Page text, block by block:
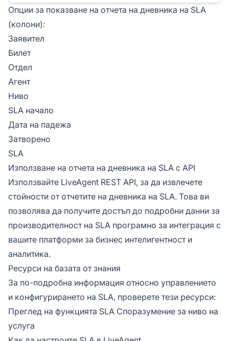
Опции за показване на отчета на дневника на SLA
(колони):
Заявител
Билет
Отдел
Агент
Ниво
SLA начало
Дата на падежа
Затворено
SLA
Използване на отчета на дневника на SLA с API
Използвайте LiveAgent REST API, за да извлечете
стойности от отчетите на дневника на SLA. Това ви
позволява да получите достъп до подробни данни за
производителност на SLA програмно за интеграция с
вашите платформи за бизнес интелигентност и
аналитика.
Ресурси на базата от знания
За по-подробна информация относно управлението
и конфигурирането на SLA, проверете тези ресурси:
Преглед на функцията SLA Споразумение за ниво на
услуга